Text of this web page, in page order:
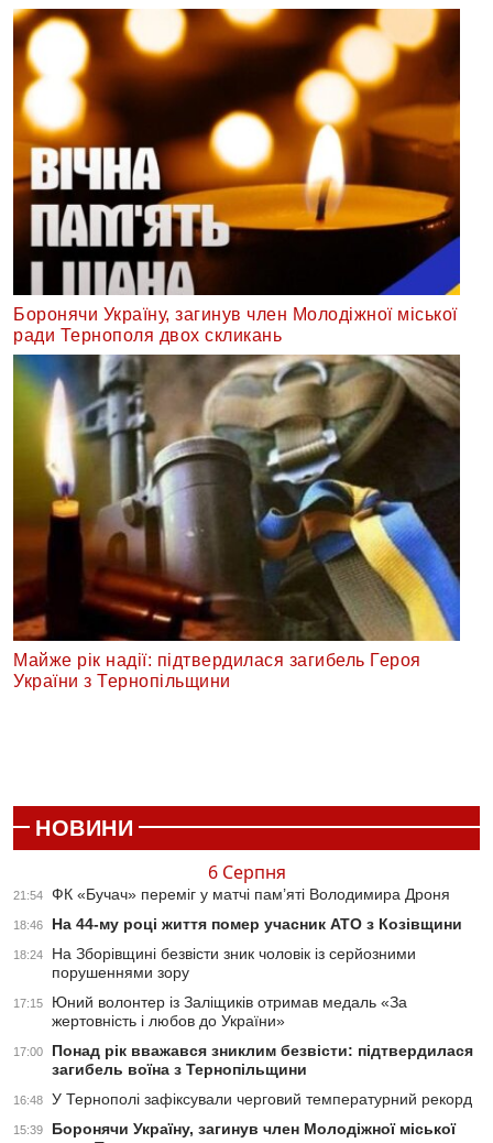
Боронячи Україну, загинув член Молодіжної міської
ради Тернополя двох скликань
Майже рік надії: підтвердилася загибель Героя
України з Тернопільщини
НОВИНИ
6 Серпня
21:54 ФК «Бучач» переміг у матчі пам’яті Володимира Дроня
18:46 На 44-му році життя помер учасник АТО з Козівщини
18:24
На Зборівщині безвісти зник чоловік із серйозними
порушеннями зору
17:15
Юний волонтер із Заліщиків отримав медаль «За
жертовність і любов до України»
17:00
Понад рік вважався зниклим безвісти: підтвердилася
загибель воїна з Тернопільщини
16:48 У Тернополі зафіксували черговий температурний рекорд
15:39
Боронячи Україну, загинув член Молодіжної міської